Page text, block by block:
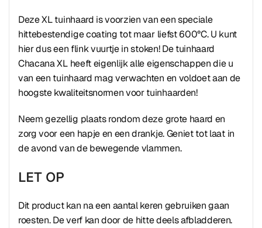
Deze XL tuinhaard is voorzien van een speciale
hittebestendige coating tot maar liefst 600°C. U kunt
hier dus een flink vuurtje in stoken! De tuinhaard
Chacana XL heeft eigenlijk alle eigenschappen die u
van een tuinhaard mag verwachten en voldoet aan de
hoogste kwaliteitsnormen voor tuinhaarden!
Neem gezellig plaats rondom deze grote haard en
zorg voor een hapje en een drankje. Geniet tot laat in
de avond van de bewegende vlammen.
LET OP
Dit product kan na een aantal keren gebruiken gaan
roesten. De verf kan door de hitte deels afbladderen.